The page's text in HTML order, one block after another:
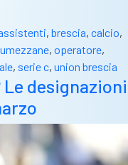
, brescia, calcio,
, operatore,
, serie c, union brescia
designazioni